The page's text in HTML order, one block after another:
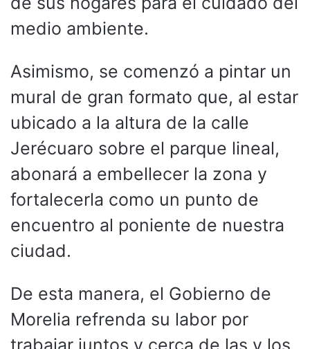
medio ambiente.
Asimismo, se comenzó a pintar un
mural de gran formato que, al estar
ubicado a la altura de la calle
Jerécuaro sobre el parque lineal,
abonará a embellecer la zona y
fortalecerla como un punto de
encuentro al poniente de nuestra
ciudad.
De esta manera, el Gobierno de
Morelia refrenda su labor por
trabajar juntos y cerca de las y los